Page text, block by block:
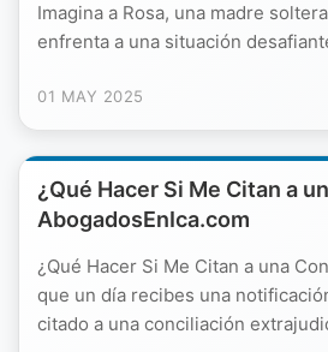
Imagina a Rosa, una madre
enfrenta a una situación
01 MAY 2025
¿Qué Hacer Si Me Citan a
AbogadosEnIca.com
¿Qué Hacer Si Me Citan a una
que un día recibes una
citado a una conciliación